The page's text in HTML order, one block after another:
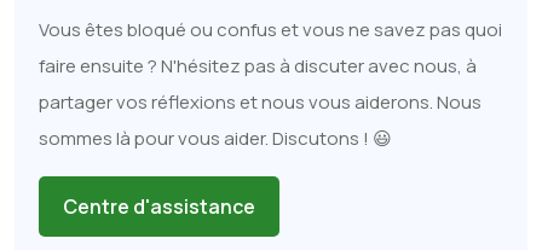
Vous êtes bloqué ou confus et vous ne savez pas quoi
faire ensuite ? N'hésitez pas à discuter avec nous, à
partager vos réflexions et nous vous aiderons. Nous
sommes là pour vous aider. Discutons ! 😃
Centre d'assistance